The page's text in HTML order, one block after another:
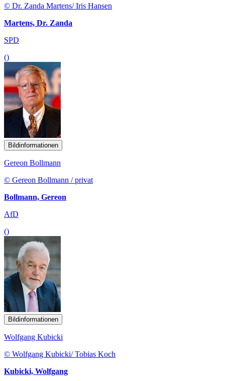
© Dr. Zanda Martens/ Iris Hansen
Martens, Dr. Zanda
SPD
()
Bildinformationen
Gereon Bollmann
© Gereon Bollmann / privat
Bollmann, Gereon
AfD
()
Bildinformationen
Wolfgang Kubicki
© Wolfgang Kubicki/ Tobias Koch
Kubicki, Wolfgang